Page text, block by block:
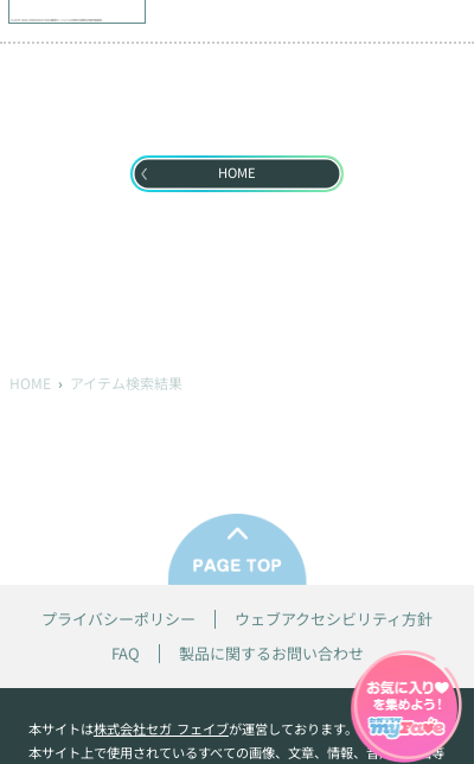
HOME
HOME アイテム検索結果
プライバシーポリシー
ウェブアクセシビリティ方針
FAQ
製品に関するお問い合わせ
本サイトは株式会社セガ フェイブが運営しております。
本サイト上で使用されているすべての画像、文章、情報、音声、動画等